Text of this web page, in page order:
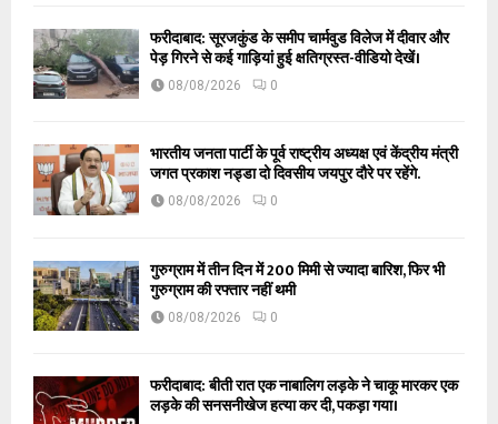
फरीदाबाद: सूरजकुंड के समीप चार्मवुड विलेज में दीवार और
पेड़ गिरने से कई गाड़ियां हुई क्षतिग्रस्त-वीडियो देखें।
08/08/2026 0
भारतीय जनता पार्टी के पूर्व राष्ट्रीय अध्यक्ष एवं केंद्रीय मंत्री
जगत प्रकाश नड्डा दो दिवसीय जयपुर दौरे पर रहेंगे.
08/08/2026 0
गुरुग्राम में तीन दिन में 200 मिमी से ज्यादा बारिश, फिर भी
गुरुग्राम की रफ्तार नहीं थमी
08/08/2026 0
फरीदाबाद: बीती रात एक नाबालिग लड़के ने चाकू मारकर एक
लड़के की सनसनीखेज हत्या कर दी, पकड़ा गया।